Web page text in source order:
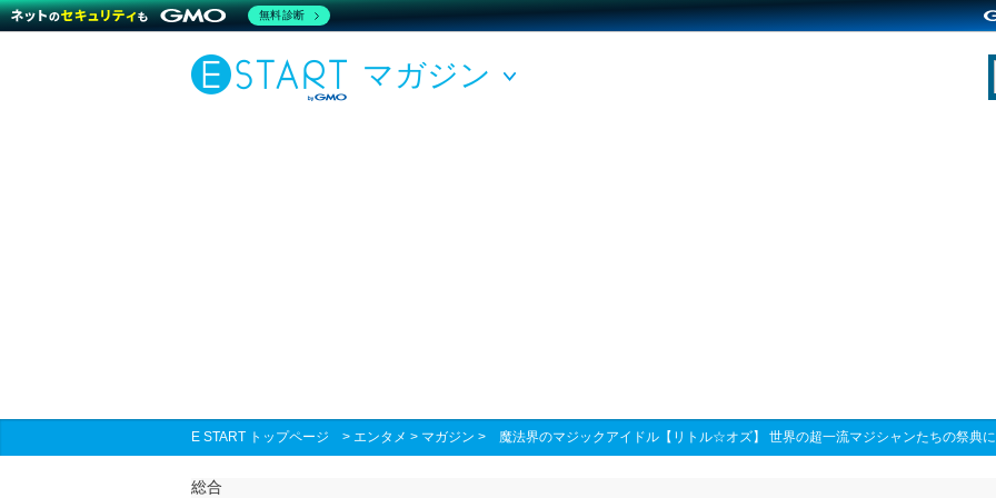
マガジン
E START トップページ > エンタメ > マガジン > 魔法界のマジックアイドル【リトル☆オズ】 世界の超一流マジシャンたちの祭典
総合
無料診断